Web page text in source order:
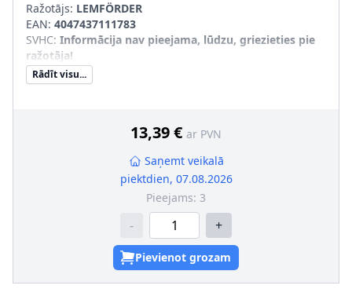
Ražotājs: LEMFÖRDER
EAN: 4047437111783
SVHC: Informācija nav pieejama, lūdzu, griezieties pie
ražotāja!
Rādīt visu...
13,39 € ar PVN
Saņemt veikalā
piektdien, 07.08.2026
Pieejams: 3
- +
Pievienot grozam